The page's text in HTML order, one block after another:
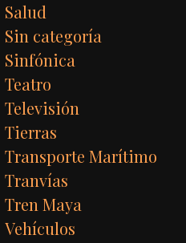
Salud
Sin categoría
Sinfónica
Teatro
Televisión
Tierras
Transporte Marítimo
Tranvías
Tren Maya
Vehículos